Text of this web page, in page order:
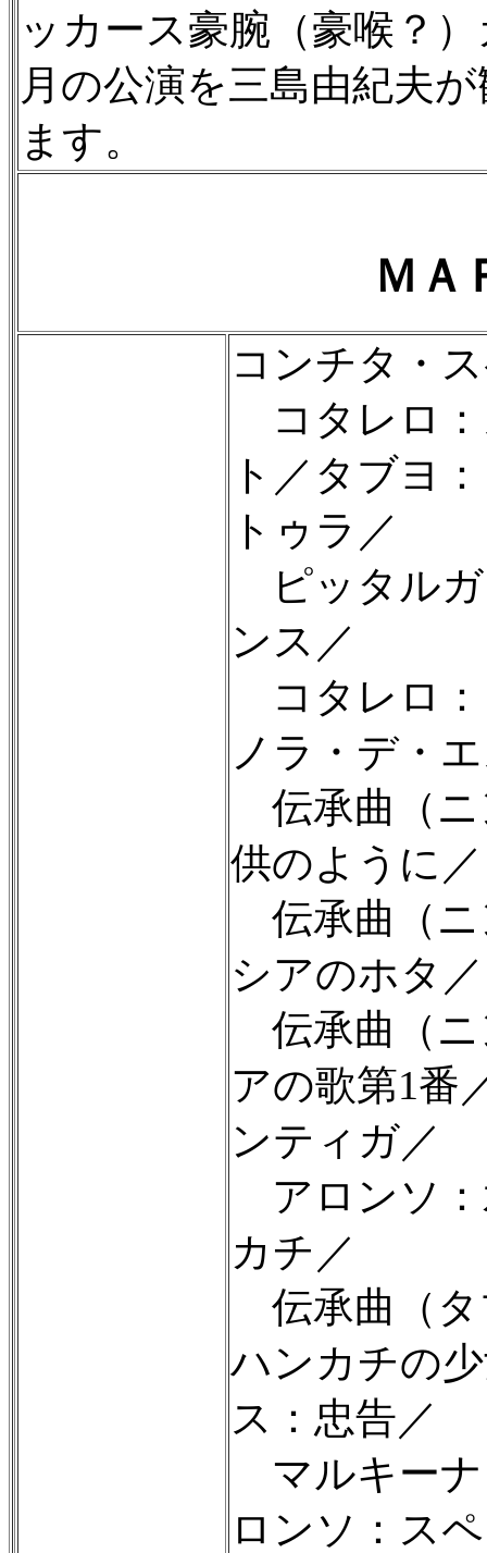
ッカース豪腕（豪喉？
月の公演を三島由紀夫
ます。
ＭＡ
コンチタ・
コタレロ：
ト／タブヨ
トゥラ／
ピッタルガ
ンス／
コタレロ：
ノラ・デ・
伝承曲（ニ
供のように／
伝承曲（ニ
シアのホタ／
伝承曲（ニ
アの歌第1番
ンティガ／
アロンソ：
カチ／
伝承曲（タ
ハンカチの
ス：忠告／
マルキーナ
ロンソ：ス